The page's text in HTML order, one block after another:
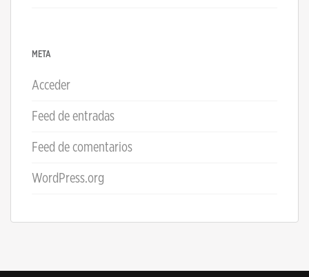
META
Acceder
Feed de entradas
Feed de comentarios
WordPress.org